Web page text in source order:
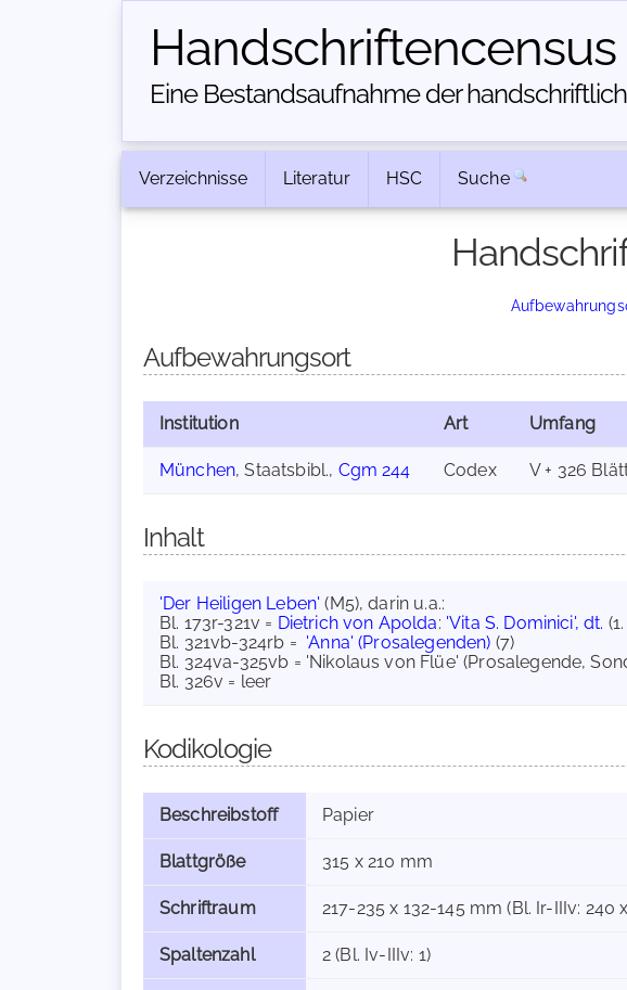
Handschriften­census
Eine Bestandsaufnahme der
Verzeichnisse Literatur HSC Suche
Aufbewahrungsort
Institution Art Umfang
München, Staatsbibl., Cgm 244 Codex V + 326
Inhalt
'Der Heiligen Leben' (M5), darin u.a.:
Bl. 173r-321v = Dietrich von Apolda: 'Vita S. Dominici', dt.
Bl. 321vb-324rb = 'Anna' (Prosalegenden) (7)
Bl. 324va-325vb = 'Nikolaus von Flüe' (Prosalegende,
Bl. 326v = leer
Kodikologie
Beschreibstoff Papier
Blattgröße 315 x 210 mm
Schriftraum 217-235 x 132-145 mm (Bl. Ir-IIIv: 240
Spaltenzahl 2 (Bl. Iv-IIIv: 1)